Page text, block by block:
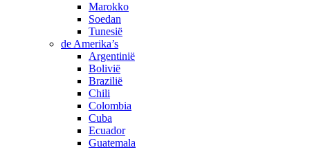
Marokko
Soedan
Tunesië
de Amerika’s
Argentinië
Bolivië
Brazilië
Chili
Colombia
Cuba
Ecuador
Guatemala